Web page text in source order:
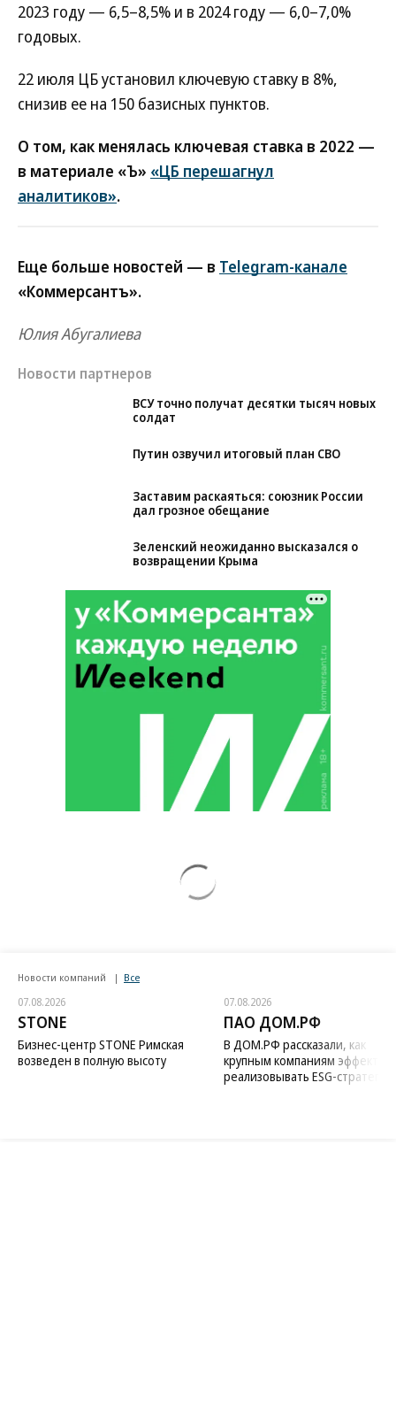
2023 году — 6,5–8,5% и в 2024 году — 6,0–7,0%
годовых.
22 июля ЦБ установил ключевую ставку в 8%,
снизив ее на 150 базисных пунктов.
О том, как менялась ключевая ставка в 2022 —
в материале «Ъ» «ЦБ перешагнул
аналитиков».
Еще больше новостей — в Telegram-канале
«Коммерсантъ».
Юлия Абугалиева
Новости партнеров
ВСУ точно получат десятки тысяч новых
солдат
Заставим раскаяться: союзник России
Зеленский неожиданно высказался о
возвращении Крыма
Новости компаний
07.08.2026
STONE
Бизнес-центр STONE Римская
07.08.2026
ПАО ДОМ.РФ
В ДОМ.РФ рассказали, как
крупным компаниям